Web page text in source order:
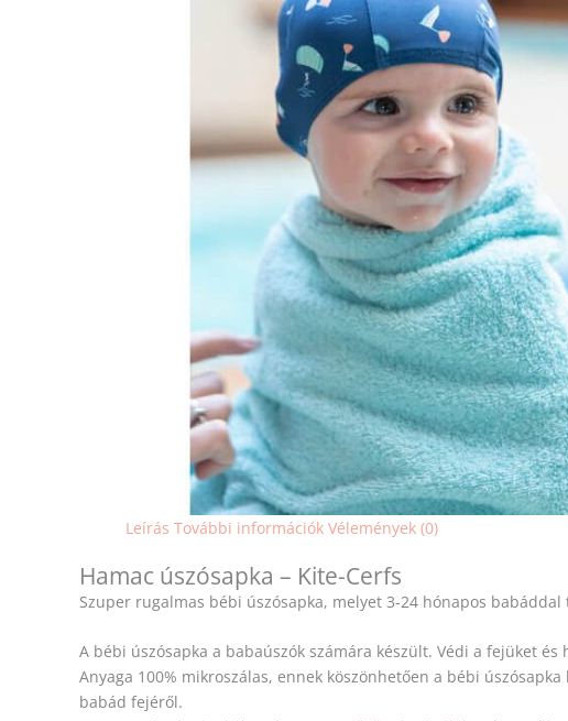
Leírás További információk Vélemények (0)
Hamac úszósapka – Kite-Cerfs
Szuper rugalmas bébi úszósapka, melyet 3-24 hónapos
A bébi úszósapka a babaúszók számára készült. Védi a fejüket és
Anyaga 100% mikroszálas, ennek köszönhetően a bébi
babád fejéről.